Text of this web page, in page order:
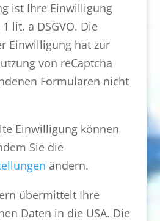
ist Ihre Einwilligung
lit. a DSGVO. Die
Einwilligung hat zur
von reCaptcha
Formularen nicht
Einwilligung können
Sie die
ändern.
übermittelt Ihre
Daten in die USA. Die